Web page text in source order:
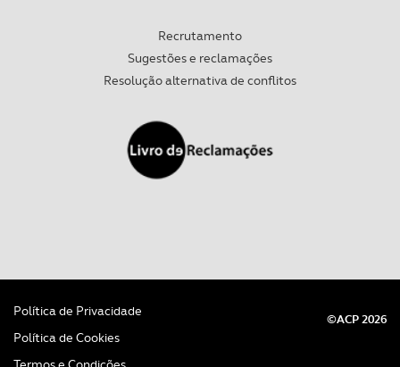
Recrutamento
Sugestões e reclamações
Resolução alternativa de conflitos
Política de Privacidade
Política de Cookies
©ACP 2026